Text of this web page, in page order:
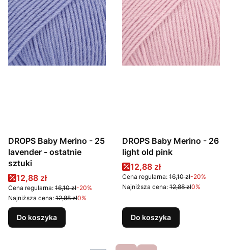
DROPS Baby Merino - 25
lavender - ostatnie
sztuki
Cena promocyjna
12,88 zł
Cena regularna: 16,10 zł-20%
Najniższa cena: 12,88 zł0%
Do koszyka
DROPS Baby Merino - 26
light old pink
Cena promocyjna
12,88 zł
Cena regularna: 16,10 zł-20%
Najniższa cena: 12,88 zł0%
Do koszyka